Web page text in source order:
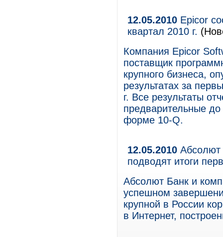
12.05.2010 Epicor
квартал 2010 г.
Компания Epicor
поставщик
крупного бизнеса,
результатах за
г. Все результаты
предварительные до
форме 10-Q.
12.05.2010 Абсолют
подводят итоги
Абсолют Банк и
успешном
крупной в России
в Интернет,